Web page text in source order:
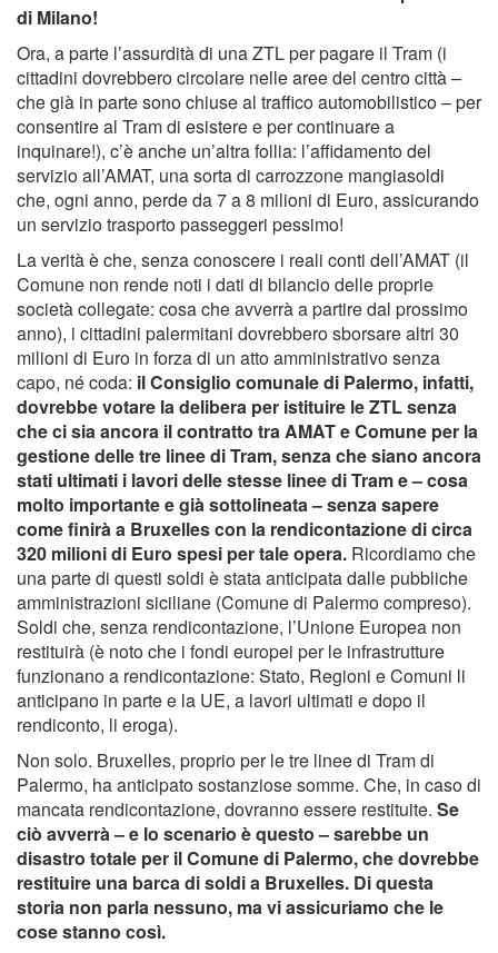
di Milano!
Ora, a parte l’assurdità di una ZTL per pagare il Tram (i
cittadini dovrebbero circolare nelle aree del centro città –
che già in parte sono chiuse al traffico automobilistico – per
consentire al Tram di esistere e per continuare a
inquinare!), c’è anche un’altra follia: l’affidamento del
servizio all’AMAT, una sorta di carrozzone mangiasoldi
che, ogni anno, perde da 7 a 8 milioni di Euro, assicurando
un servizio trasporto passeggeri pessimo!
La verità è che, senza conoscere i reali conti dell’AMAT (il
Comune non rende noti i dati di bilancio delle proprie
società collegate: cosa che avverrà a partire dal prossimo
anno), i cittadini palermitani dovrebbero sborsare altri 30
milioni di Euro in forza di un atto amministrativo senza
capo, né coda: il Consiglio comunale di Palermo, infatti,
dovrebbe votare la delibera per istituire le ZTL senza
che ci sia ancora il contratto tra AMAT e Comune per la
gestione delle tre linee di Tram, senza che siano ancora
stati ultimati i lavori delle stesse linee di Tram e – cosa
molto importante e già sottolineata – senza sapere
come finirà a Bruxelles con la rendicontazione di circa
320 milioni di Euro spesi per tale opera. Ricordiamo che
una parte di questi soldi è stata anticipata dalle pubbliche
amministrazioni siciliane (Comune di Palermo compreso).
Soldi che, senza rendicontazione, l’Unione Europea non
restituirà (è noto che i fondi europei per le infrastrutture
funzionano a rendicontazione: Stato, Regioni e Comuni li
anticipano in parte e la UE, a lavori ultimati e dopo il
rendiconto, li eroga).
Non solo. Bruxelles, proprio per le tre linee di Tram di
Palermo, ha anticipato sostanziose somme. Che, in caso di
mancata rendicontazione, dovranno essere restituite. Se
ciò avverrà – e lo scenario è questo – sarebbe un
disastro totale per il Comune di Palermo, che dovrebbe
restituire una barca di soldi a Bruxelles. Di questa
storia non parla nessuno, ma vi assicuriamo che le
cose stanno così.